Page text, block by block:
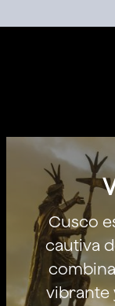
Cusco
cautiva
vibrante